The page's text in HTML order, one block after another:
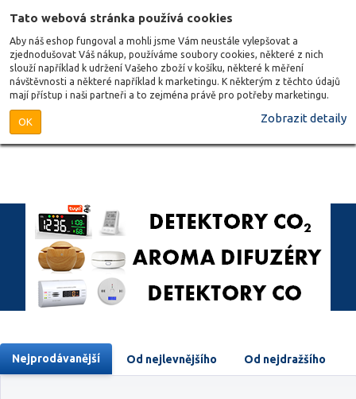
Tato webová stránka používá cookies
Aby náš eshop fungoval a mohli jsme Vám neustále vylepšovat a
zjednodušovat Váš nákup, používáme soubory cookies, některé z nich
slouží například k udržení Vašeho zboží v košíku, některé k měření
návštěvnosti a některé například k marketingu. K některým z těchto údajů
mají přístup i naši partneři a to zejména právě pro potřeby marketingu.
OK Zobrazit detaily
Nejprodávanější Od nejlevnějšího Od nejdražšího